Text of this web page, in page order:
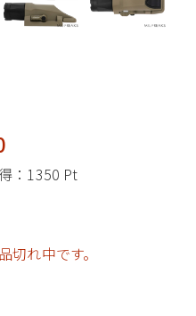
： 1350 Pt
れ中です。